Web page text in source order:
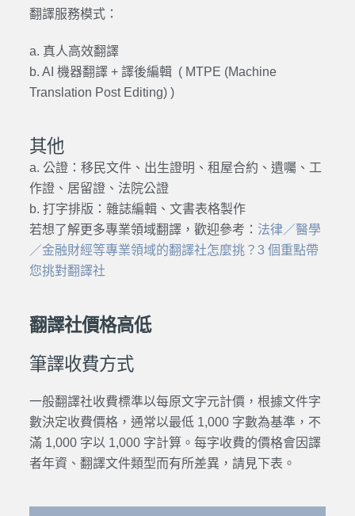
翻譯服務模式：
a. 真人高效翻譯
b. AI 機器翻譯 + 譯後編輯 ( MTPE (Machine
Translation Post Editing) )
其他
a. 公證：移民文件、出生證明、租屋合約、遺囑、工
作證、居留證、法院公證
b. 打字排版：雜誌編輯、文書表格製作
若想了解更多專業領域翻譯，歡迎參考： 法律／醫學
／金融財經等專業領域的翻譯社怎麼挑？3 個重點帶
您挑對翻譯社
翻譯社價格高低
筆譯收費方式
一般翻譯社收費標準以每原文字元計價，根據文件字
數決定收費價格，通常以最低 1,000 字數為基準，不
滿 1,000 字以 1,000 字計算。每字收費的價格會因譯
者年資、翻譯文件類型而有所差異，請見下表。